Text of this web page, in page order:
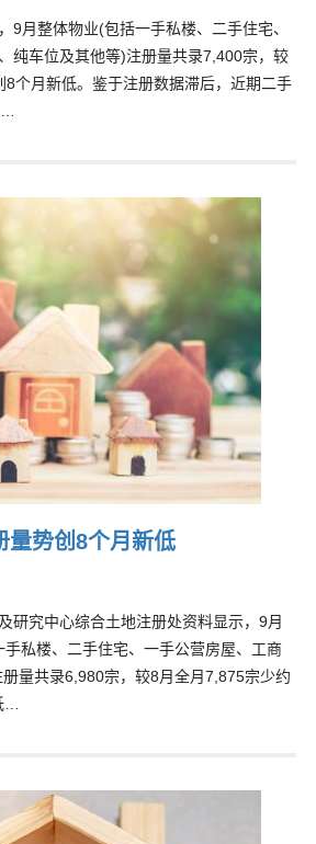
9月整体物业(包括一手私楼、二手住宅、
纯车位及其他等)注册量共录7,400宗，较
个月新低。鉴于注册数据滞后，近期二手
量势创8个月新低
研究中心综合土地注册处资料显示，9月
私楼、二手住宅、一手公营房屋、工商
量共录6,980宗，较8月全月7,875宗少约